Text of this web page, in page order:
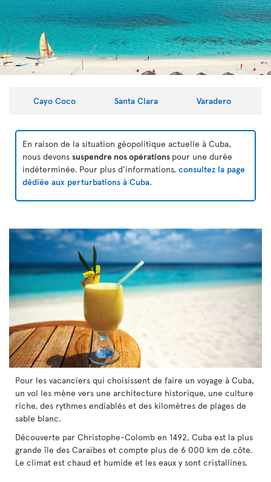
Cayo Coco Santa Clara Varadero
En raison de la situation géopolitique actuelle à Cuba,
nous devons suspendre nos opérations pour une durée
indéterminée. Pour plus d'informations, consultez la page
dédiée aux perturbations à Cuba.
Pour les vacanciers qui choisissent de faire un voyage à Cuba,
un vol les mène vers une architecture historique, une culture
riche, des rythmes endiablés et des kilomètres de plages de
sable blanc.
Découverte par Christophe-Colomb en 1492, Cuba est la plus
grande île des Caraïbes et compte plus de 6 000 km de côte.
Le climat est chaud et humide et les eaux y sont cristallines.